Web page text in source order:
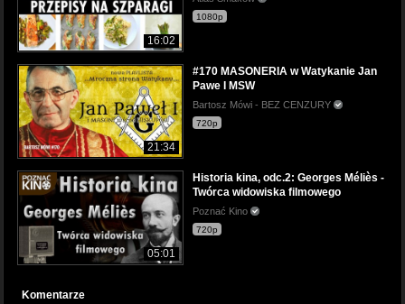
16:02
1080p
21:34
#170 MASONERIA w Watykanie Jan
Pawe I MSW
Bartosz Mówi - BEZ CENZURY
720p
05:01
Historia kina, odc.2: Georges Méliès -
Twórca widowiska filmowego
Poznać Kino
720p
Komentarze